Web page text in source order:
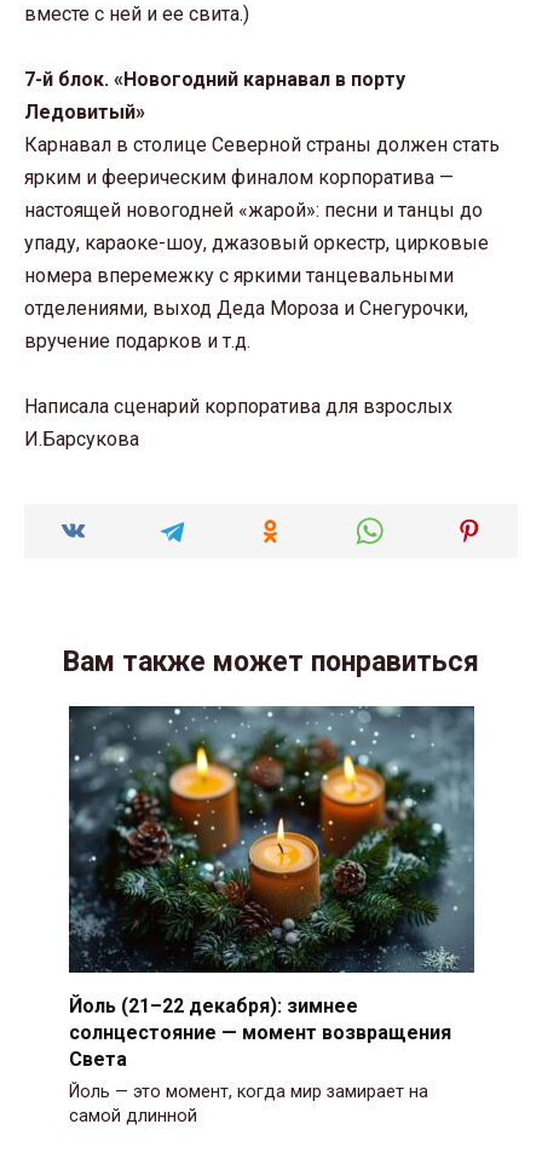
вместе с ней и ее свита.)
7-й блок. «Новогодний карнавал в порту
Ледовитый»
Карнавал в столице Северной страны должен стать
ярким и феерическим финалом корпоратива —
настоящей новогодней «жарой»: песни и танцы до
упаду, караоке-шоу, джазовый оркестр, цирковые
номера вперемежку с яркими танцевальными
отделениями, выход Деда Мороза и Снегурочки,
вручение подарков и т.д.
Написала сценарий корпоратива для взрослых
И.Бapcyкoва
Вам также может понравиться
Йоль (21–22 декабря): зимнее
солнцестояние — момент возвращения
Света
Йоль — это момент, когда мир замирает на
самой длинной